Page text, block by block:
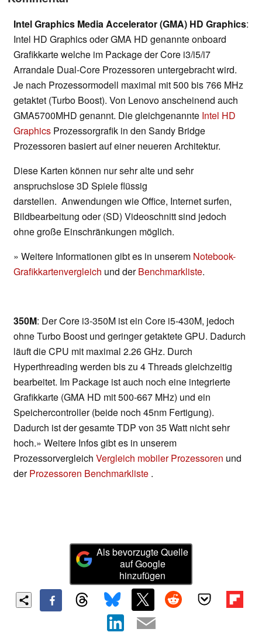
Intel Graphics Media Accelerator (GMA) HD Graphics:
Intel HD Graphics oder GMA HD genannte onboard
Grafikkarte welche im Package der Core i3/i5/i7
Arrandale Dual-Core Prozessoren untergebracht wird.
Je nach Prozessormodell maximal mit 500 bis 766 MHz
getaktet (Turbo Boost). Von Lenovo anscheinend auch
GMA5700MHD genannt. Die gleichgenannte Intel HD
Graphics Prozessorgrafik in den Sandy Bridge
Prozessoren basiert auf einer neueren Architektur.
Diese Karten können nur sehr alte und sehr
anspruchslose 3D Spiele flüssig
darstellen. Anwendungen wie Office, Internet surfen,
Bildbearbeitung oder (SD) Videoschnitt sind jedoch
ohne große Einschränkungen möglich.
» Weitere Informationen gibt es in unserem Notebook-
Grafikkartenvergleich und derBenchmarkliste.
350M: Der Core i3-350M ist ein Core i5-430M, jedoch
ohne Turbo Boost und geringer getaktete GPU. Dadurch
läuft die CPU mit maximal 2.26 GHz. Durch
Hyperthreading werden bis zu 4 Threads gleichzeitig
bearbeitet. Im Package ist auch noch eine integrierte
Grafikkarte (GMA HD mit 500-667 MHz) und ein
Speichercontroller (beide noch 45nm Fertigung).
Dadurch ist der gesamte TDP von 35 Watt nicht sehr
hoch.» Weitere Infos gibt es in unserem
Prozessorvergleich Vergleich mobiler Prozessoren und
derProzessoren Benchmarkliste .
Als bevorzugte Quelle
auf Google
hinzufügen